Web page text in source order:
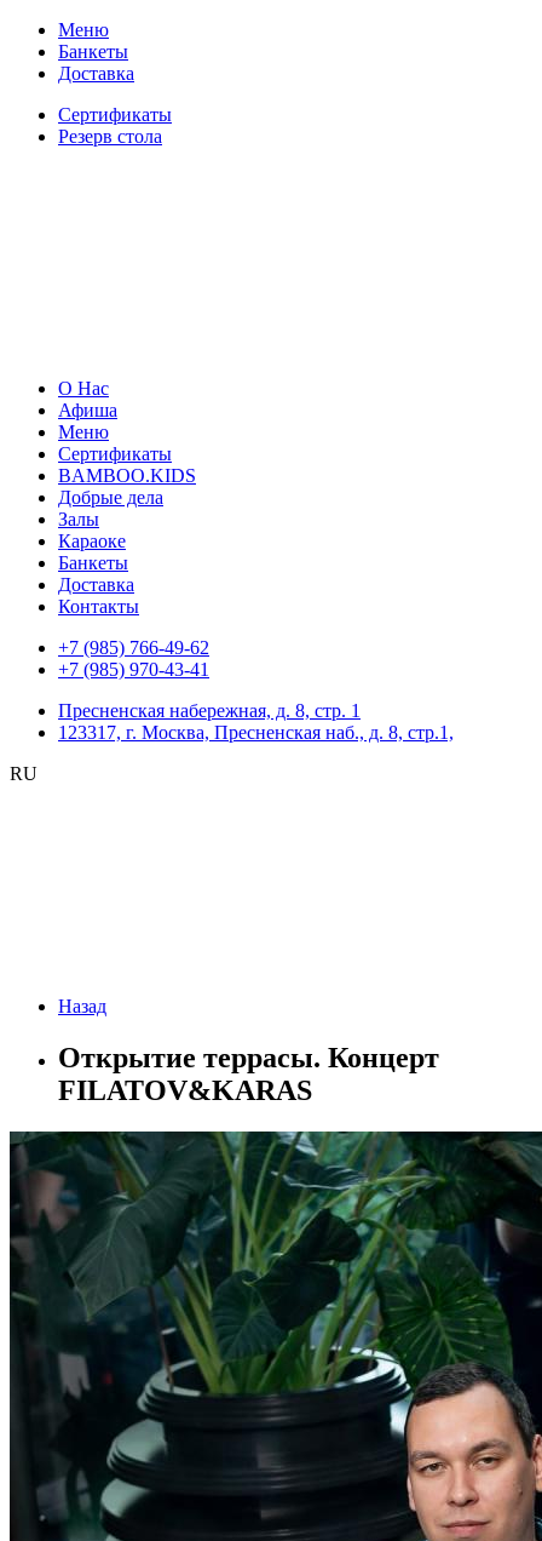
Меню
Банкеты
Доставка
Сертификаты
Резерв стола
О Нас
Афиша
Меню
Сертификаты
BAMBOO.KIDS
Добрые дела
Залы
Караоке
Банкеты
Доставка
Контакты
+7 (985) 766-49-62
+7 (985) 970-43-41
Пресненская набережная, д. 8, стр. 1
123317, г. Москва, Пресненская наб., д. 8, стр.1,
RU
Назад
Открытие террасы. Концерт
FILATOV&KARAS